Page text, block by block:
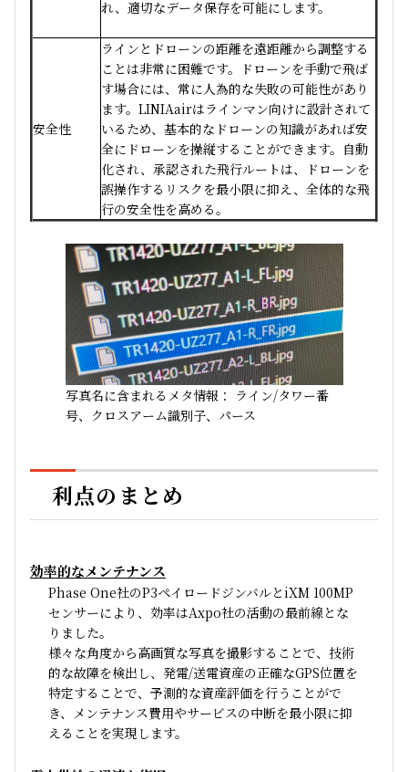
れ、適切なデータ保存を可能にします。
安全性
ラインとドローンの距離を遠距離から調整する
ことは非常に困難です。ドローンを手動で飛ば
す場合には、常に人為的な失敗の可能性があり
ます。LINIAairはラインマン向けに設計されて
いるため、基本的なドローンの知識があれば安
全にドローンを操縦することができます。自動
化され、承認された飛行ルートは、ドローンを
誤操作するリスクを最小限に抑え、全体的な飛
行の安全性を高める。
写真名に含まれるメタ情報： ライン/タワー番
号、クロスアーム識別子、パース
利点のまとめ
効率的なメンテナンス
Phase One社のP3ペイロードジンバルとiXM 100MP
センサーにより、効率はAxpo社の活動の最前線とな
りました。
様々な角度から高画質な写真を撮影することで、技術
的な故障を検出し、発電/送電資産の正確なGPS位置を
特定することで、予測的な資産評価を行うことがで
き、メンテナンス費用やサービスの中断を最小限に抑
えることを実現します。